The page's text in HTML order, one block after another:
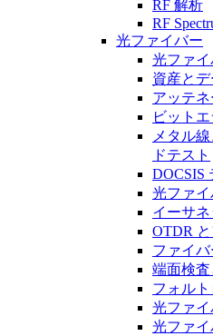
RF 解析
RF
光ファイバー
光ファイ
資産と
アッテネ
ビット
メタル
ドテスト
DOCSIS
光ファ
イーサネ
OTDR
ファイ
端面検
フォル
光ファ
光ファ